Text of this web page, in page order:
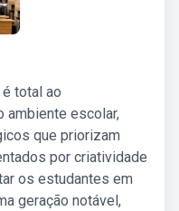
total ao
ambiente escolar,
que priorizam
por criatividade
os estudantes em
geração notável,